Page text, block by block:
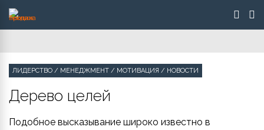
ЛИДЕРСТВО / МЕНЕДЖМЕНТ / МОТИВАЦИЯ / НОВОСТИ
Дерево целей
Подобное высказывание широко известно в